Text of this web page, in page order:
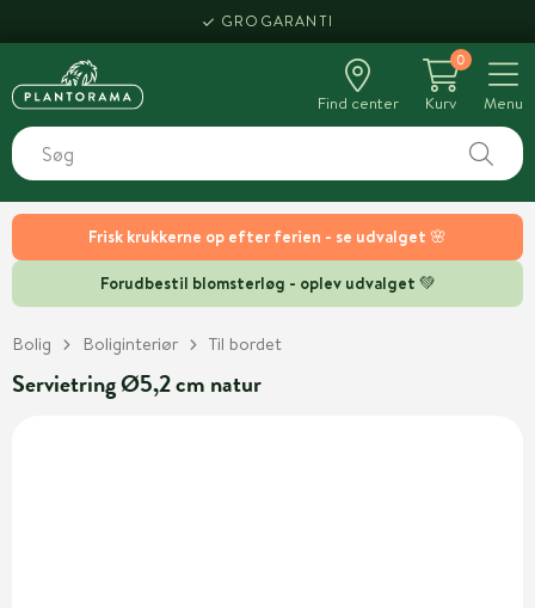
Frisk krukkerne op efter ferien - se udvalget 🌸
Forudbestil blomsterløg - oplev udvalget 💚
GROGARANTI
Find center
0
Kurv
Menu
Bolig Boliginteriør Til bordet
Servietring Ø5,2 cm natur